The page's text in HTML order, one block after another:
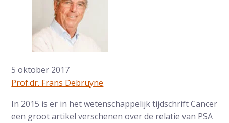
5 oktober 2017
Prof.dr. Frans Debruyne
In 2015 is er in het wetenschappelijk tijdschrift Cancer
een groot artikel verschenen over de relatie van PSA